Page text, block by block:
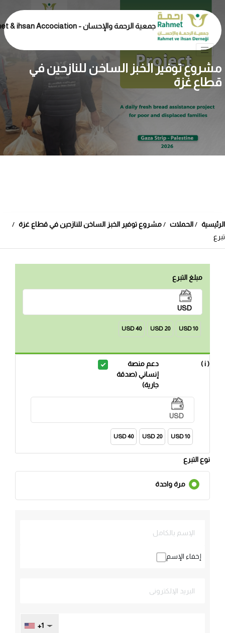
جمعية الرحمة والإحسان - Rahmet & ihsan Accociation
مشروع توفير الخبز الساخن للنازحين في
قطاع غزة
الرئيسية الحملات
مشروع توفير الخبز الساخن للنازحين في قطاع غزة
تبرع
مبلغ التبرع
USD
10 USD
20 USD
40 USD
دعم منصة
إنساني (صدقة
جارية)
( i )
USD
10 USD
20 USD
40 USD
نوع التبرع
مرة واحدة
إخفاء الإسم
+1